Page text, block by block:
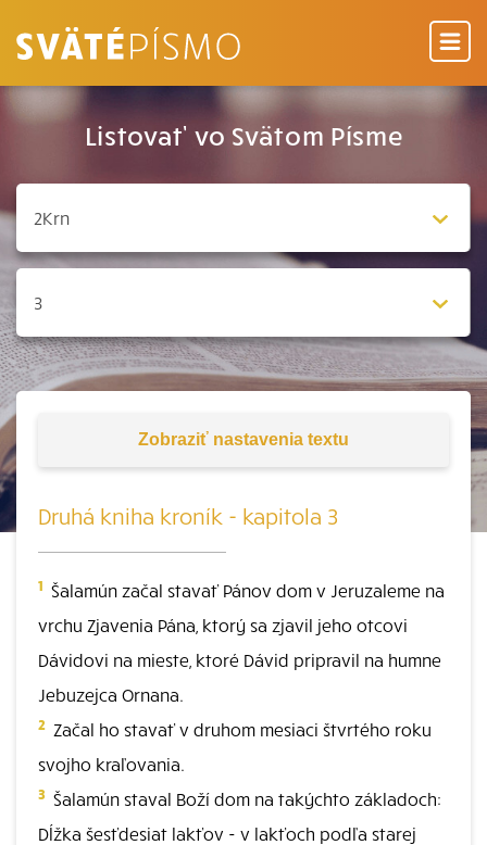
Listovať vo Svätom Písme
Zobraziť nastavenia textu
Druhá kniha kroník - kapitola 3
1 Šalamún začal stavať Pánov dom v Jeruzaleme na
vrchu Zjavenia Pána, ktorý sa zjavil jeho otcovi
Dávidovi na mieste, ktoré Dávid pripravil na humne
Jebuzejca Ornana.
2 Začal ho stavať v druhom mesiaci štvrtého roku
svojho kraľovania.
3 Šalamún staval Boží dom na takýchto základoch:
Dĺžka šesťdesiat lakťov - v lakťoch podľa starej